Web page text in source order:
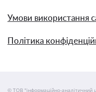
Умови використання
Політика
© ТОВ "інформаційно-аналітичний